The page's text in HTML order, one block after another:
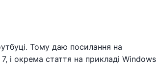
Тому даю посилання на
і окрема стаття на прикладі Windows